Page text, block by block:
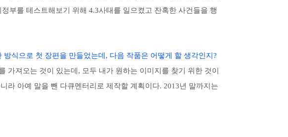
부를 테스트해보기 위해 4.3사태를 일으켰고 잔혹한 사건들을 행
식으로 첫 장편을 만들었는데, 다음 작품은 어떻게 할 생각인지?
가져오는 것이 있는데, 모두 내가 원하는 이미지를 찾기 위한 것이
라 아예 말을 뺀 다큐멘터리로 제작할 계획이다. 2013년 말까지는